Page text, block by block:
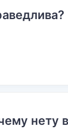
нету